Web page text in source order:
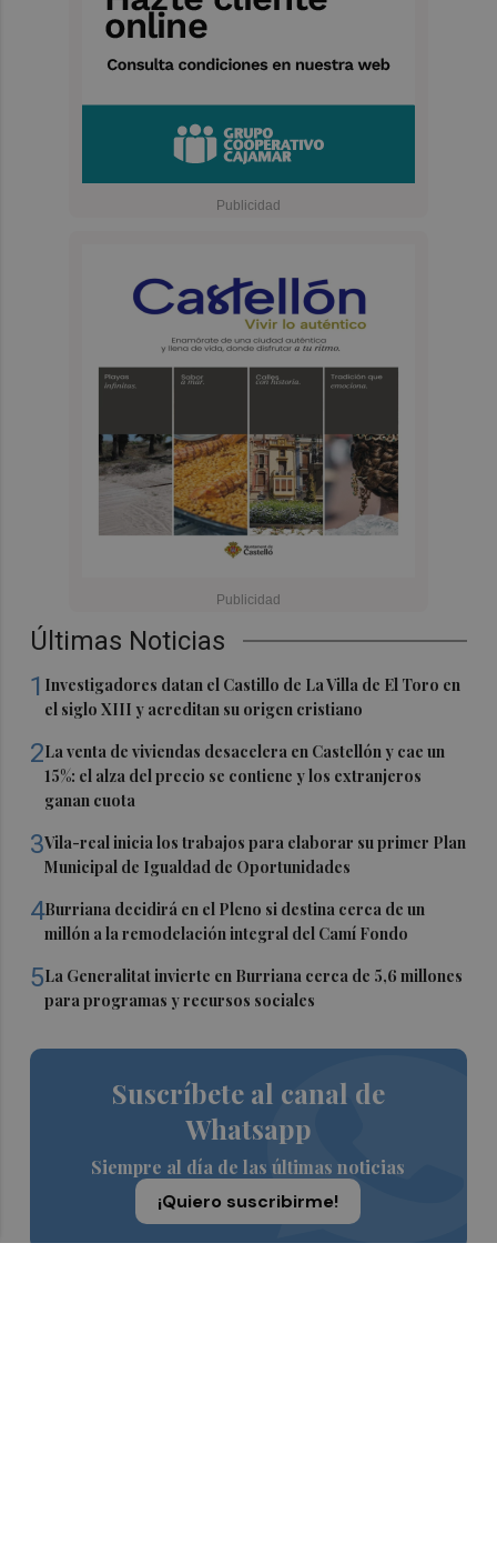
Últimas Noticias
1 Investigadores datan el Castillo de La Villa de El Toro en
el siglo XIII y acreditan su origen cristiano
2La venta de viviendas desacelera en Castellón y cae un
15%: el alza del precio se contiene y los extranjeros
ganan cuota
3Vila-real inicia los trabajos para elaborar su primer Plan
Municipal de Igualdad de Oportunidades
4Burriana decidirá en el Pleno si destina cerca de un
millón a la remodelación integral del Camí Fondo
5La Generalitat invierte en Burriana cerca de 5,6 millones
para programas y recursos sociales
Suscríbete al canal de
Whatsapp
Siempre al día de las últimas noticias
¡Quiero suscribirme!